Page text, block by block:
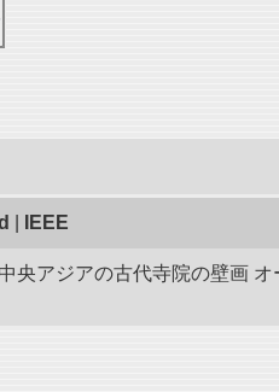
IEEE
央アジアの古代寺院の壁画